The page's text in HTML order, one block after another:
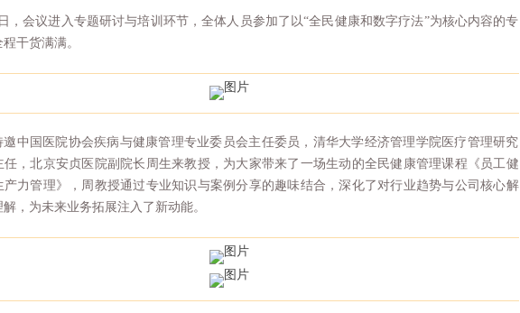
，会议进入专题研讨与培训环节，全体人员参加了以“全民健康和数字疗法”为核心内容的专
干货满满。
邀中国医院协会疾病与健康管理专业委员会主任委员，清华大学经济管理学院医疗管理研究
任，北京安贞医院副院长周生来教授，为大家带来了一场生动的全民健康管理课程《员工健
产力管理》，周教授通过专业知识与案例分享的趣味结合，深化了对行业趋势与公司核心解
，为未来业务拓展注入了新动能。